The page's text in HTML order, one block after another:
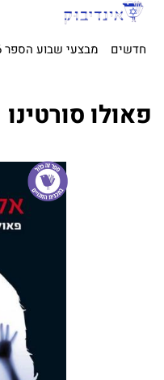
חדשים מבצעי שבוע הספר 2026
פאולו סורטינו